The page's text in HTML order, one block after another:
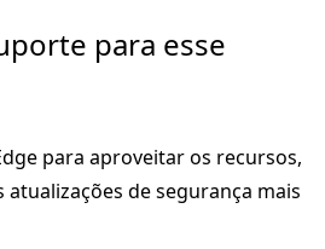
para esse
para aproveitar os recursos,
de segurança mais